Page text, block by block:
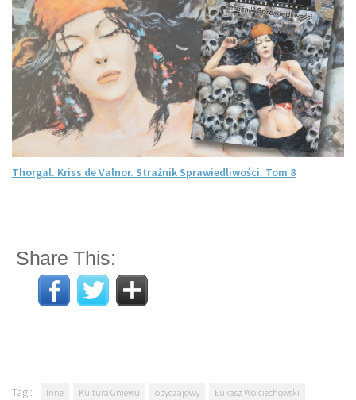
Thorgal. Kriss de Valnor. Strażnik Sprawiedliwości. Tom 8
Share This:
Tagi: Inne Kultura Gniewu obyczajowy Łukasz Wojciechowski